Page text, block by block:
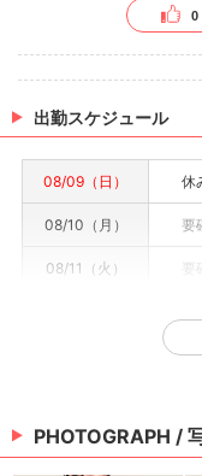
0
出勤スケジュール
08/09（日） 休
08/10（月） 要
08/11（火）
要
08/15（土）
PHOTOGRAPH /